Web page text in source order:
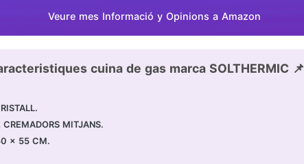
Veure mes Informació y Opinions a Amazon
cuina de gas marca SOLTHERMIC 📌
MITJANS.
x 55 CM.